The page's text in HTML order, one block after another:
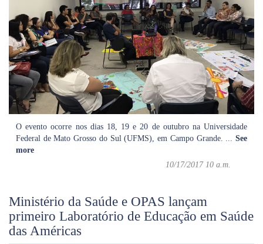
O evento ocorre nos dias 18, 19 e 20 de outubro na Universidade
Federal de Mato Grosso do Sul (UFMS), em Campo Grande. ...See
more
10/17/2017 10 a.m.
Ministério da Saúde e OPAS lançam
primeiro Laboratório de Educação em Saúde
das Américas